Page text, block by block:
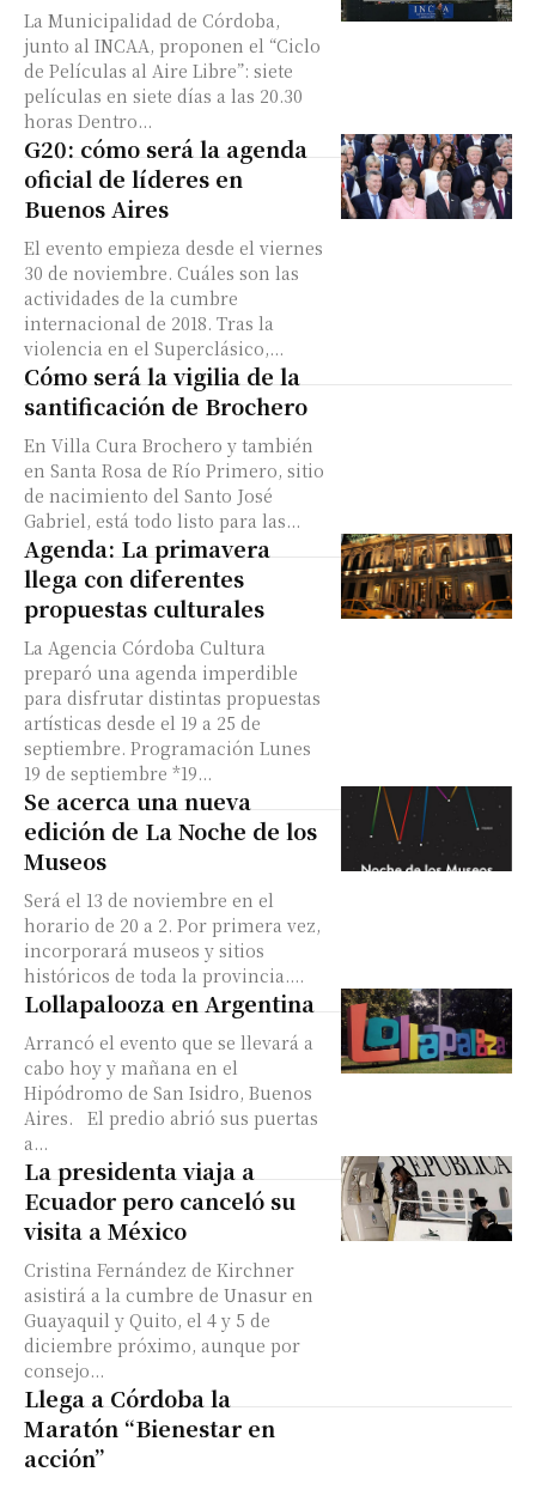
La Municipalidad de Córdoba,
junto al INCAA, proponen el “Ciclo
de Películas al Aire Libre”: siete
películas en siete días a las 20.30
horas Dentro...
G20: cómo será la agenda
oficial de líderes en
Buenos Aires
El evento empieza desde el viernes
30 de noviembre. Cuáles son las
actividades de la cumbre
internacional de 2018. Tras la
violencia en el Superclásico,...
Cómo será la vigilia de la
santificación de Brochero
En Villa Cura Brochero y también
en Santa Rosa de Río Primero, sitio
de nacimiento del Santo José
Gabriel, está todo listo para las...
Agenda: La primavera
llega con diferentes
propuestas culturales
La Agencia Córdoba Cultura
preparó una agenda imperdible
para disfrutar distintas propuestas
artísticas desde el 19 a 25 de
septiembre. Programación Lunes
19 de septiembre *19...
Se acerca una nueva
edición de La Noche de los
Museos
Será el 13 de noviembre en el
horario de 20 a 2. Por primera vez,
incorporará museos y sitios
históricos de toda la provincia....
Lollapalooza en Argentina
Arrancó el evento que se llevará a
cabo hoy y mañana en el
Hipódromo de San Isidro, Buenos
Aires. El predio abrió sus puertas
a...
La presidenta viaja a
Ecuador pero canceló su
visita a México
Cristina Fernández de Kirchner
asistirá a la cumbre de Unasur en
Guayaquil y Quito, el 4 y 5 de
diciembre próximo, aunque por
consejo...
Llega a Córdoba la
Maratón “Bienestar en
acción”